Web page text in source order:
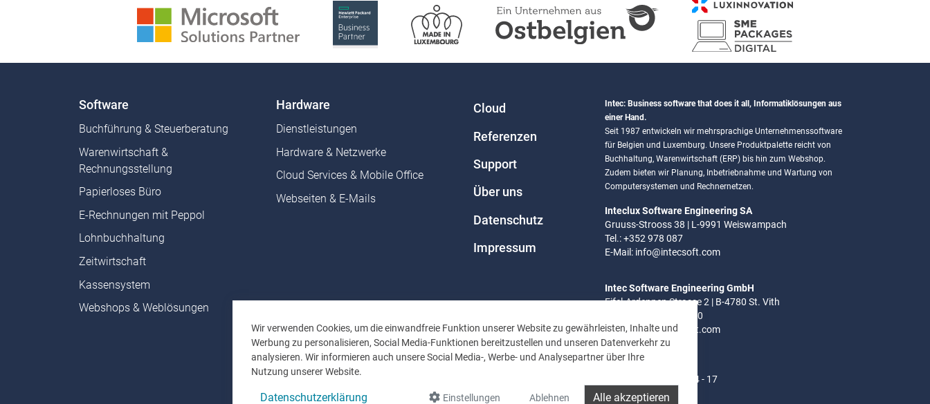
Wir verwenden Cookies, um die einwandfreie Funktion unserer Website zu gewährleisten, Inhalte und
Werbung zu personalisieren, Social Media-Funktionen bereitzustellen und unseren Datenverkehr zu
analysieren. Wir informieren auch unsere Social Media-, Werbe- und Analysepartner über Ihre
Nutzung unserer Website.
Datenschutzerklärung Einstellungen Ablehnen Alle akzeptieren
Software
Buchführung & Steuerberatung
Warenwirtschaft &
Rechnungsstellung
Papierloses Büro
E-Rechnungen mit Peppol
Lohnbuchhaltung
Zeitwirtschaft
Kassensystem
Webshops & Weblösungen
Hardware
Dienstleistungen
Hardware & Netzwerke
Cloud Services & Mobile Office
Webseiten & E-Mails
Cloud
Referenzen
Support
Über uns
Datenschutz
Impressum
Intec: Business software that does it all, Informatiklösungen aus
einer Hand.
Seit 1987 entwickeln wir mehrsprachige Unternehmenssoftware
für Belgien und Luxemburg. Unsere Produktpalette reicht von
Buchhaltung, Warenwirtschaft (ERP) bis hin zum Webshop.
Zudem bieten wir Planung, Inbetriebnahme und Wartung von
Computersystemen und Rechnernetzen.
Inteclux Software Engineering SA
Gruuss-Strooss 38 | L-9991 Weiswampach
Tel.: +352 978 087
E-Mail: info@intecsoft.com
Intec Software Engineering GmbH
Eifel-Ardennen Strasse 2 | B-4780 St. Vith
Tel.: +32 (0)80 280 080
E-Mail:info@intecsoft.com
Mo - Do: 8 - 12 Uhr | 14 - 17
Uhr